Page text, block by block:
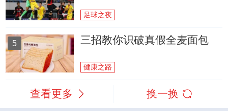
足球之夜
5 三招教你识破真假全麦面包
健康之路
查看更多 换一换